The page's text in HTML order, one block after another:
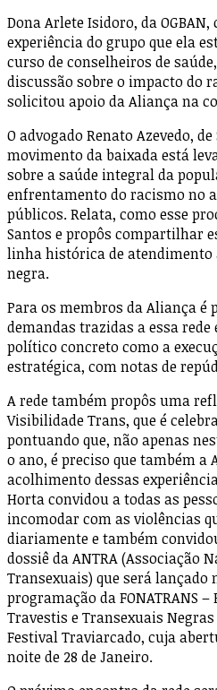
Dona Arlete Isidoro, da
experiência do grupo que ela
curso de conselheiros de
discussão sobre o impacto do
solicitou apoio da Aliança na
O advogado Renato Azevedo,
movimento da baixada está
sobre a saúde integral da
enfrentamento do racismo no
públicos. Relata, como esse
Santos e propôs compartilhar
linha histórica de atendimento
negra.
Para os membros da Aliança
demandas trazidas a essa
político concreto como a
estratégica, com notas de
A rede também propôs uma
Visibilidade Trans, que é
pontuando que, não apenas
o ano, é preciso que também a
acolhimento dessas
Horta convidou a todas as
incomodar com as violências
diariamente e também
dossiê da ANTRA (Associação
Transexuais) que será lançado
programação da FONATRANS
Travestis e Transexuais
Festival Traviarcado, cuja
noite de 28 de Janeiro.